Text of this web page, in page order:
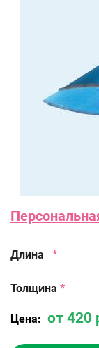
Длина *
Толщина *
Цена: от 420